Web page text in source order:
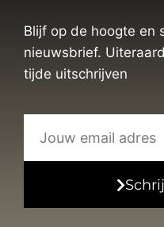
Blijf op de hoogte en
nieuwsbrief.
tijde uitschrijven